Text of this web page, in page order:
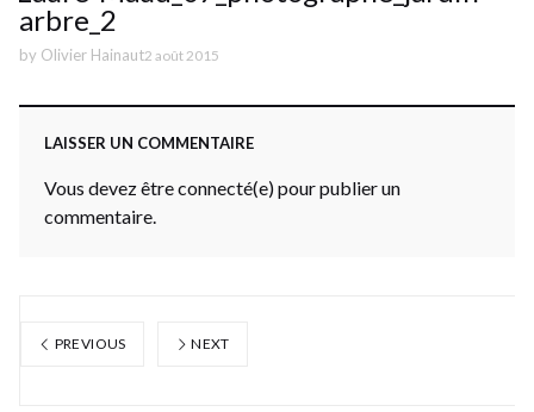
arbre_2
by Olivier Hainaut2 août 2015
LAISSER UN COMMENTAIRE
Vous devez être connecté(e) pour publier un
commentaire.
PREVIOUS NEXT